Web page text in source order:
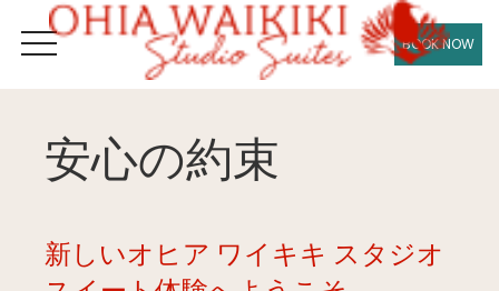
OPEN MENU BOOK NOW
安心の約束
新しいオヒア ワイキキ スタジオ